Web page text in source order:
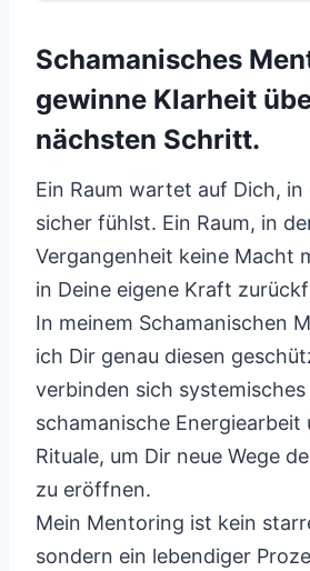
Schamanisches
gewinne Klarheit
nächsten Schritt.
Ein Raum wartet auf Dich, in
sicher fühlst. Ein Raum, in
Vergangenheit keine Macht
in Deine eigene Kraft
In meinem Schamanischen
ich Dir genau diesen
verbinden sich
schamanische Energiearbeit
Rituale, um Dir neue Wege
zu eröffnen.
Mein Mentoring ist kein
sondern ein lebendiger